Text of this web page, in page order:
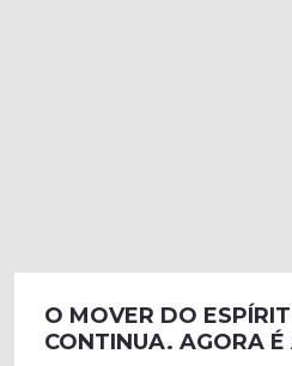
O MOVER DO
CONTINUA. AGORA